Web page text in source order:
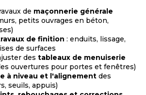
de maçonnerie générale
petits ouvrages en béton,
de finition : enduits, lissage,
de surfaces
des tableaux de menuiserie
ouvertures pour portes et fenêtres)
à niveau et l'alignement des
seuils, appuis)